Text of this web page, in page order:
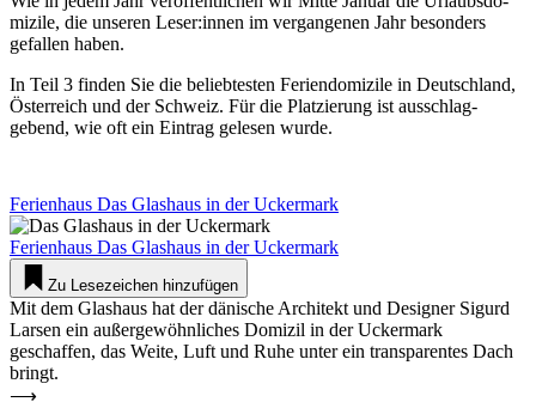
mizile, die unseren Leser:innen im ver­gan­genen Jahr besonders
gefallen haben.
In Teil 3 finden Sie die belieb­testen Feri­en­do­mizile in Deutschland,
Öster­reich und der Schweiz. Für die Plat­zierung ist aus­schlag­
gebend, wie oft ein Eintrag gelesen wurde.
Feri­enhaus Das Glashaus in der Uckermark
Feri­enhaus Das Glashaus in der Uckermark
Zu Lesezeichen hinzufügen
Mit dem Glashaus hat der dänische Architekt und Designer Sigurd
Larsen ein außer­ge­wöhn­liches Domizil in der Uckermark
geschaffen, das Weite, Luft und Ruhe unter ein trans­pa­rentes Dach
bringt.
⟶